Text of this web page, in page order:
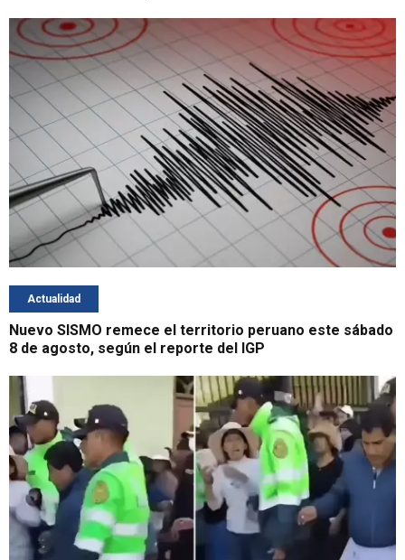
Actualidad
Nuevo SISMO remece el territorio peruano este sábado
8 de agosto, según el reporte del IGP